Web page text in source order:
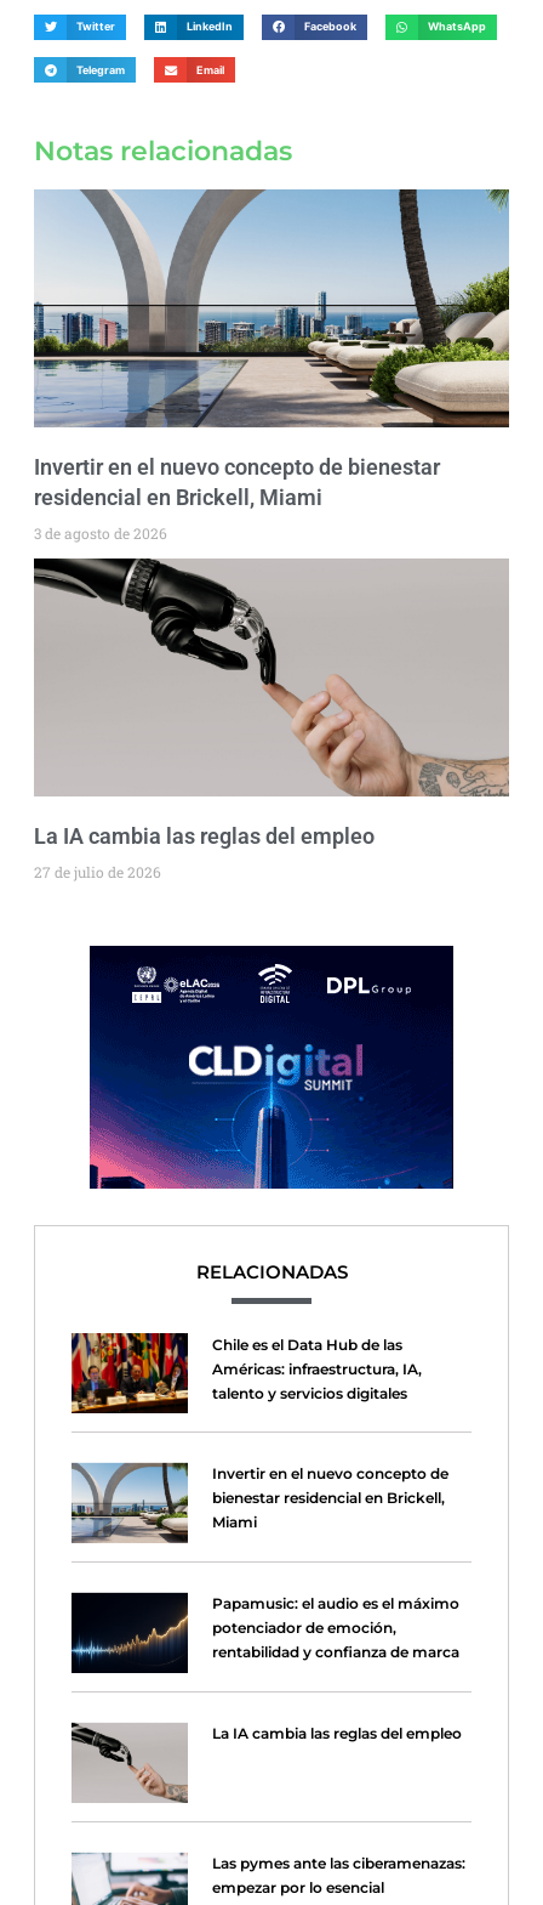
Twitter LinkedIn Facebook WhatsApp
Telegram Email
Notas relacionadas
Invertir en el nuevo concepto de bienestar
residencial en Brickell, Miami
3 de agosto de 2026
La IA cambia las reglas del empleo
27 de julio de 2026
RELACIONADAS
Chile es el Data Hub de las
Américas: infraestructura, IA,
talento y servicios digitales
Invertir en el nuevo concepto de
bienestar residencial en Brickell,
Miami
Papamusic: el audio es el máximo
potenciador de emoción,
rentabilidad y confianza de marca
La IA cambia las reglas del empleo
Las pymes ante las ciberamenazas:
empezar por lo esencial